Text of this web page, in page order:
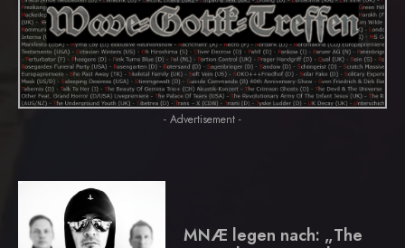
- Advertisement -
MNÆ legen nach: „The